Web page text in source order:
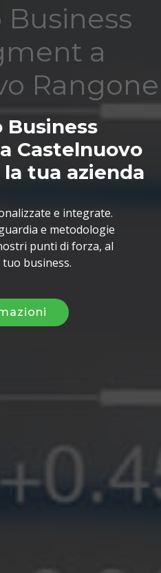
a
Rangone
Business
Castelnuovo
tua azienda
e integrate.
e metodologie
punti di forza, al
business.